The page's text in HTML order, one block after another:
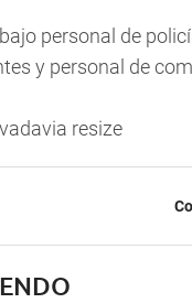
personal de
y personal de